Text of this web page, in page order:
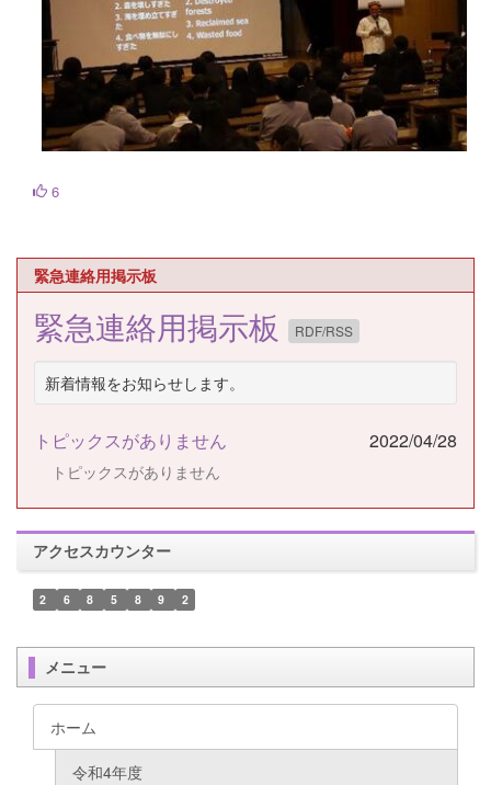
6
緊急連絡用掲示板
緊急連絡用掲示板 RDF/RSS
新着情報をお知らせします。
トピックスがありません 2022/04/28
トピックスがありません
アクセスカウンター
2 6 8 5 8 9 2
メニュー
ホーム
令和4年度